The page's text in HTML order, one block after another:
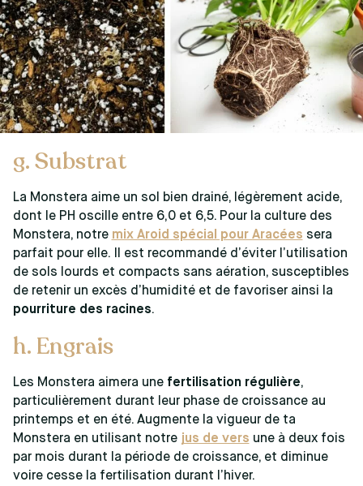
g. Substrat
La Monstera aime un sol bien drainé, légèrement acide,
dont le PH oscille entre 6,0 et 6,5. Pour la culture des
Monstera, notre mix Aroid spécial pour Aracées sera
parfait pour elle. Il est recommandé d’éviter l’utilisation
de sols lourds et compacts sans aération, susceptibles
de retenir un excès d’humidité et de favoriser ainsi la
pourriture des racines.
h. Engrais
Les Monstera aimera une fertilisation régulière,
particulièrement durant leur phase de croissance au
printemps et en été. Augmente la vigueur de ta
Monstera en utilisant notre jus de vers une à deux fois
par mois durant la période de croissance, et diminue
voire cesse la fertilisation durant l’hiver.